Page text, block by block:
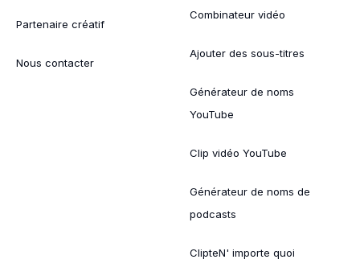
Partenaire créatif
Nous contacter
Combinateur vidéo
Ajouter des sous-titres
Générateur de noms
YouTube
Clip vidéo YouTube
Générateur de noms de
podcasts
ClipteN' importe quoi